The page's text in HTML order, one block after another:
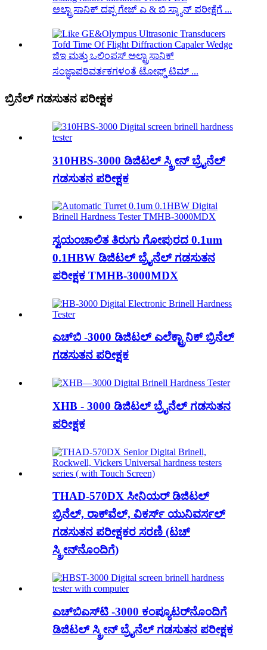
ಅಲ್ಟ್ರಾಸಾನಿಕ್ ದಪ್ಪ ಗೇಜ್ ಎ & ಬಿ ಸ್ಕ್ಯಾನ್ ಪರೀಕ್ಷೆಗೆ ...
ಜಿಇ ಮತ್ತು ಒಲಿಂಪಸ್ ಅಲ್ಟ್ರಾಸಾನಿಕ್
ಸಂಜ್ಞಾಪರಿವರ್ತಕಗಳಂತೆ ಟೋಫ್ಡ್ ಟಿಮ್ ...
ಬ್ರಿನೆಲ್ ಗಡಸುತನ ಪರೀಕ್ಷಕ
310HBS-3000 ಡಿಜಿಟಲ್ ಸ್ಕ್ರೀನ್ ಬ್ರೈನೆಲ್
ಗಡಸುತನ ಪರೀಕ್ಷಕ
ಸ್ವಯಂಚಾಲಿತ ತಿರುಗು ಗೋಪುರದ 0.1um
0.1HBW ಡಿಜಿಟಲ್ ಬ್ರೈನೆಲ್ ಗಡಸುತನ
ಪರೀಕ್ಷಕ TMHB-3000MDX
ಎಚ್‌ಬಿ -3000 ಡಿಜಿಟಲ್ ಎಲೆಕ್ಟ್ರಾನಿಕ್ ಬ್ರಿನೆಲ್
ಗಡಸುತನ ಪರೀಕ್ಷಕ
XHB - 3000 ಡಿಜಿಟಲ್ ಬ್ರೈನೆಲ್ ಗಡಸುತನ
ಪರೀಕ್ಷಕ
THAD-570DX ಸೀನಿಯರ್ ಡಿಜಿಟಲ್
ಬ್ರಿನೆಲ್, ರಾಕ್‌ವೆಲ್, ವಿಕರ್ಸ್ ಯುನಿವರ್ಸಲ್
ಗಡಸುತನ ಪರೀಕ್ಷಕರ ಸರಣಿ (ಟಚ್
ಸ್ಕ್ರೀನ್‌ನೊಂದಿಗೆ)
ಎಚ್‌ಬಿಎಸ್‌ಟಿ -3000 ಕಂಪ್ಯೂಟರ್‌ನೊಂದಿಗೆ
ಡಿಜಿಟಲ್ ಸ್ಕ್ರೀನ್ ಬ್ರೈನೆಲ್ ಗಡಸುತನ ಪರೀಕ್ಷಕ